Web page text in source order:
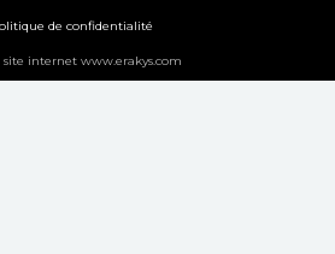
de confidentialité
site internet www.erakys.com